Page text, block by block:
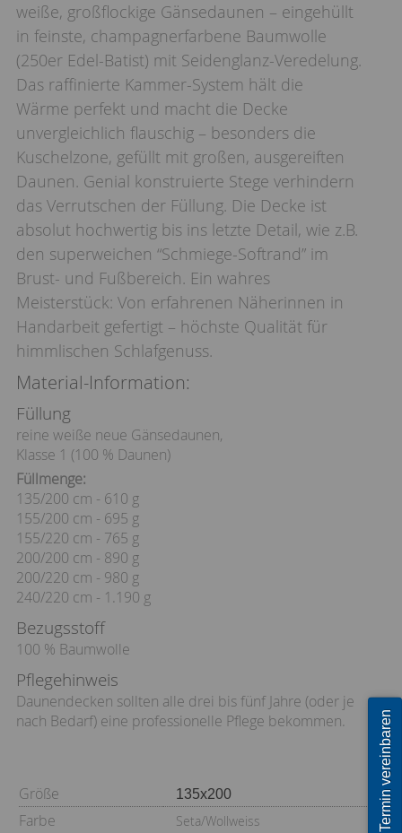
weiße, großflockige Gänsedaunen – eingehüllt
in feinste, champagnerfarbene Baumwolle
(250er Edel-Batist) mit Seidenglanz-Veredelung.
Das raffinierte Kammer-System hält die
Wärme perfekt und macht die Decke
unvergleichlich flauschig – besonders die
Kuschelzone, gefüllt mit großen, ausgereiften
Daunen. Genial konstruierte Stege verhindern
das Verrutschen der Füllung. Die Decke ist
absolut hochwertig bis ins letzte Detail, wie z.B.
den superweichen “Schmiege-Softrand” im
Brust- und Fußbereich. Ein wahres
Meisterstück: Von erfahrenen Näherinnen in
Handarbeit gefertigt – höchste Qualität für
himmlischen Schlafgenuss.
Material-Information:
Füllung
reine weiße neue Gänsedaunen,
Klasse 1 (100 % Daunen)
Füllmenge:
135/200 cm - 610 g
155/200 cm - 695 g
155/220 cm - 765 g
200/200 cm - 890 g
200/220 cm - 980 g
240/220 cm - 1.190 g
Bezugsstoff
100 % Baumwolle
Pflegehinweis
Daunendecken sollten alle drei bis fünf Jahre (oder je
nach Bedarf) eine professionelle Pflege bekommen.
Größe
Farbe
Seta/Wollweiss Termin vereinbaren